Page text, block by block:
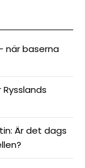
när baserna
Är det dags